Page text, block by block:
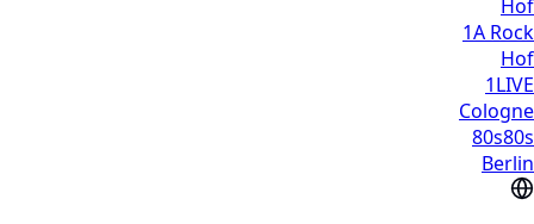
Hof
1A Rock
Hof
1LIVE
Cologne
80s80s
Berlin